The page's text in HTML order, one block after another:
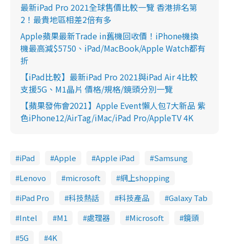
最新iPad Pro 2021全球售價比較一覽 香港排名第
2！最貴地區相差2倍有多
Apple蘋果最新Trade in舊機回收價！iPhone機換
機最高減$5750、iPad/MacBook/Apple Watch都有
折
【iPad比較】最新iPad Pro 2021與iPad Air 4比較
支援5G、M1晶片 價格/規格/鏡頭分別一覽
【蘋果發佈會2021】Apple Event懶人包7大新品 紫
色iPhone12/AirTag/iMac/iPad Pro/AppleTV 4K
iPad Apple Apple iPad
Samsung
Lenovo
microsoft
網上shopping
iPad Pro
科技熱話 科技產品
Galaxy Tab
Intel
M1 處理器 Microsoft
鏡頭
5G
4K